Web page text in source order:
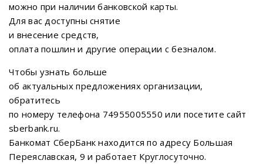
можно при наличии банковской карты.
Для вас доступны снятие
и внесение средств,
оплата пошлин и другие операции с безналом.
Чтобы узнать больше
об актуальных предложениях организации,
обратитесь
по номеру телефона 74955005550 или посетите сайт
sberbank.ru.
Банкомат СберБанк находится по адресу Большая
Переяславская, 9 и работает Круглосуточно.